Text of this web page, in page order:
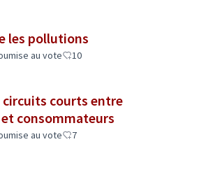
les pollutions
au vote 10
circuits courts entre
consommateurs
au vote 7